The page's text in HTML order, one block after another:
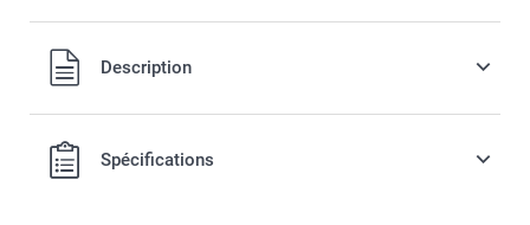
Tous les prix sont en EURO (€), TVA incluse et hors frais de
port.
Description
Spécifications